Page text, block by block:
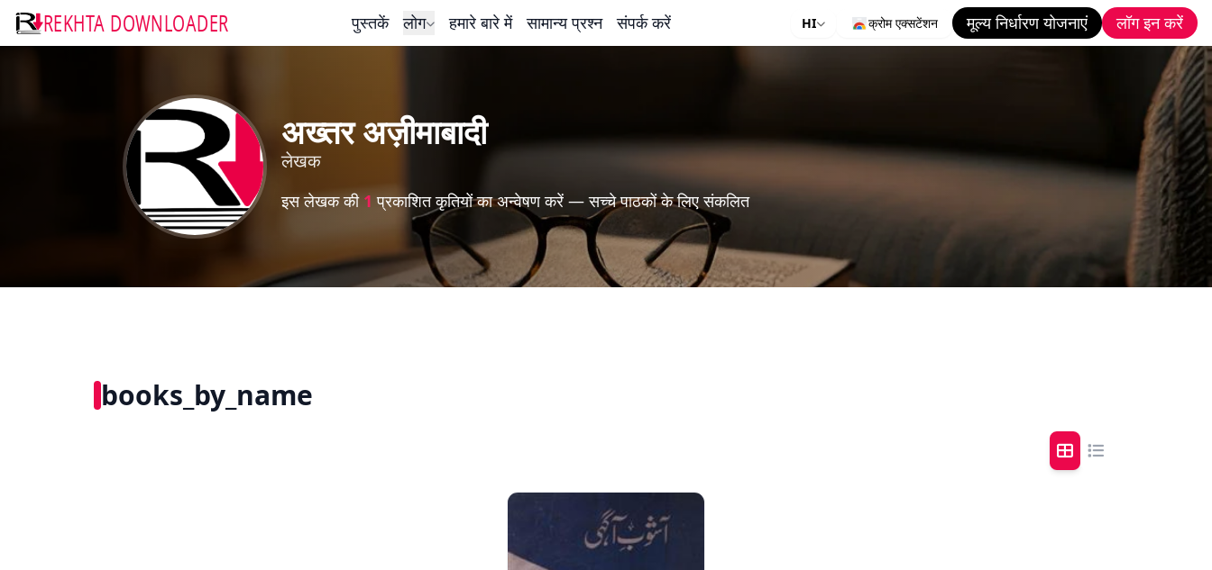
REKHTA DOWNLOADER पुस्तकें लोग हमारे बारे में सामान्य प्रश्न संपर्क करें HI क्रोम एक्सटेंशन मूल्य निर्धारण योजनाएं लॉग इन करें
अख्तर अज़ीमाबादी
लेखक
इस लेखक की 1 प्रकाशित कृतियों का अन्वेषण करें — सच्चे पाठकों के लिए संकलित
books_by_name